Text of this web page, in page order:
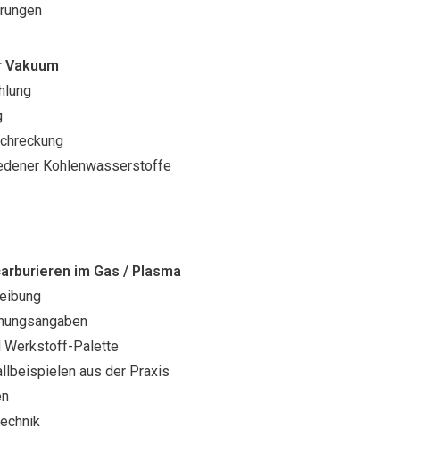
Kohlenwasserstoffe
im Gas / Plasma
Werkstoff-Palette
aus der Praxis